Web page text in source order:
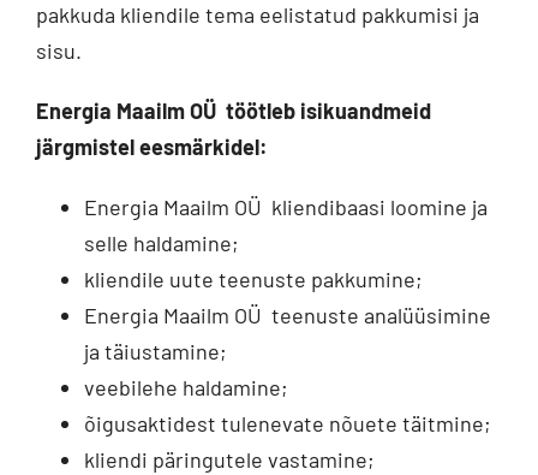
pakkuda kliendile tema eelistatud pakkumisi ja
sisu.
Energia Maailm OÜ töötleb isikuandmeid
järgmistel eesmärkidel:
Energia Maailm OÜ kliendibaasi loomine ja
selle haldamine;
kliendile uute teenuste pakkumine;
Energia Maailm OÜ teenuste analüüsimine
ja täiustamine;
veebilehe haldamine;
õigusaktidest tulenevate nõuete täitmine;
kliendi päringutele vastamine;